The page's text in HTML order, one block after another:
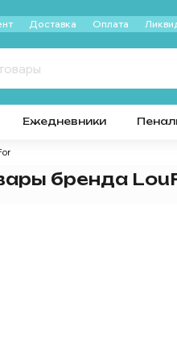
Доставка Оплата
Ежедневники
бренда